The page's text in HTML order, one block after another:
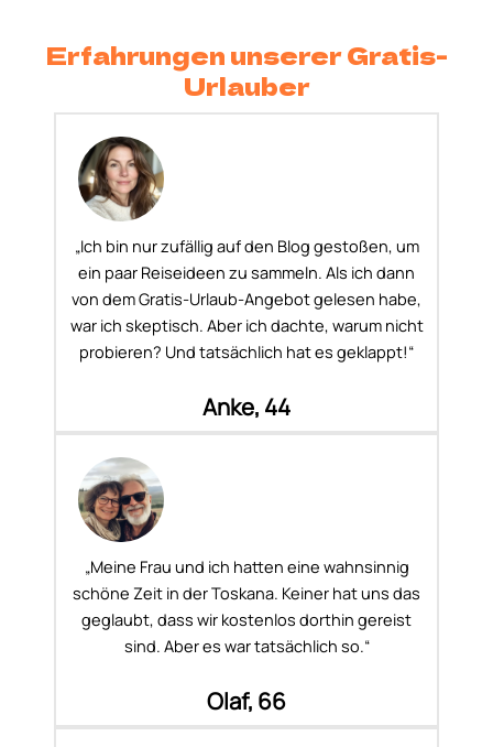
Erfahrungen unserer Gratis-
Urlauber
„Ich bin nur zufällig auf den Blog gestoßen, um
ein paar Reiseideen zu sammeln. Als ich dann
von dem Gratis-Urlaub-Angebot gelesen habe,
war ich skeptisch. Aber ich dachte, warum nicht
probieren? Und tatsächlich hat es geklappt!“
Anke, 44
„Meine Frau und ich hatten eine wahnsinnig
schöne Zeit in der Toskana. Keiner hat uns das
geglaubt, dass wir kostenlos dorthin gereist
sind. Aber es war tatsächlich so.“
Olaf, 66